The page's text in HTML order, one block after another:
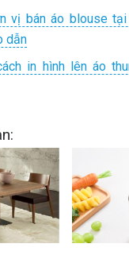
vị bán áo blouse
dẫn
in hình lên áo